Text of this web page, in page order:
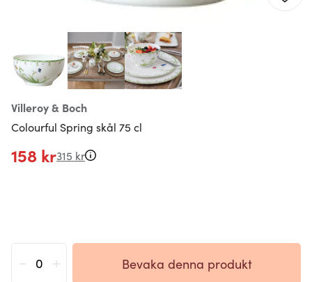
Villeroy & Boch
Colourful Spring skål 75 cl
158 kr315 kr
Bevaka denna produkt